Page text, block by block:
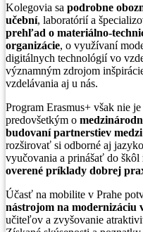
Kolegovia sa podrobne
učební, laboratórií a
prehľad o materiálno-
organizácie, o využívaní
digitálnych technológií vo
významným zdrojom
vzdelávania aj u nás.
Program Erasmus+ však nie
predovšetkým o
budovaní partnerstiev
rozširovať si odborné aj
vyučovania a prinášať do škôl
overené príklady dobrej
Účasť na mobilite v Prahe
nástrojom na modernizáciu
učiteľov a zvyšovanie